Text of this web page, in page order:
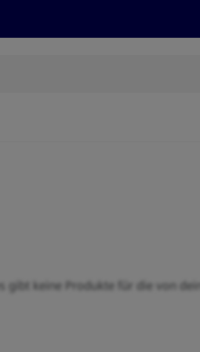
gibt keine Produkte für die von